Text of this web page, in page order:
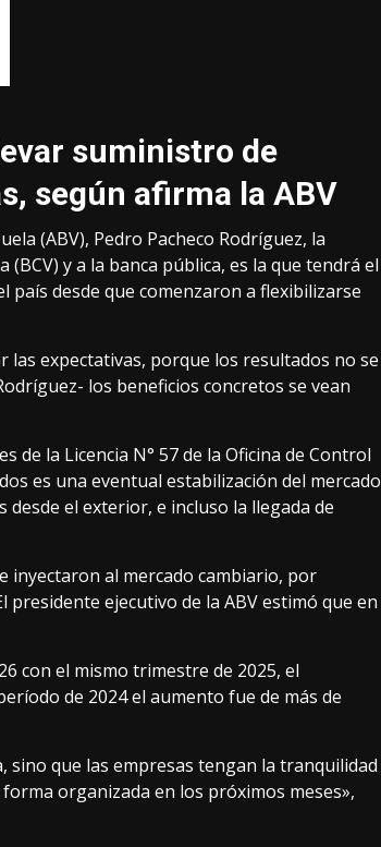
suministro de
según afirma la ABV
(ABV), Pedro Pacheco Rodríguez, la
y a la banca pública, es la que tendrá el
país desde que comenzaron a flexibilizarse
las expectativas, porque los resultados no se
los beneficios concretos se vean
la Licencia N° 57 de la Oficina de Control
es una eventual estabilización del mercado
el exterior, e incluso la llegada de
inyectaron al mercado cambiario, por
ejecutivo de la ABV estimó que en
con el mismo trimestre de 2025, el
de 2024 el aumento fue de más de
sino que las empresas tengan la tranquilidad
organizada en los próximos meses»,